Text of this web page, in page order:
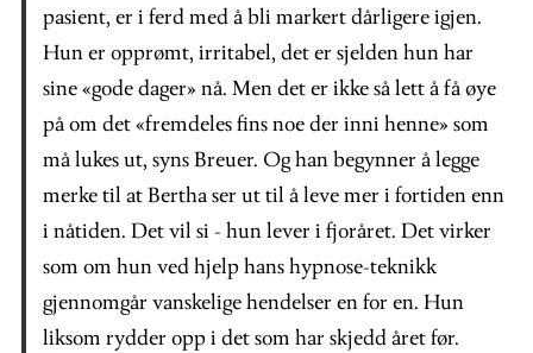
pasient, er i ferd med å bli markert dårligere igjen.
Hun er opprømt, irritabel, det er sjelden hun har
sine «gode dager» nå. Men det er ikke så lett å få øye
på om det «fremdeles fins noe der inni henne» som
må lukes ut, syns Breuer. Og han begynner å legge
merke til at Bertha ser ut til å leve mer i fortiden enn
i nåtiden. Det vil si - hun lever i fjoråret. Det virker
som om hun ved hjelp hans hypnose-teknikk
gjennomgår vanskelige hendelser en for en. Hun
liksom rydder opp i det som har skjedd året før.